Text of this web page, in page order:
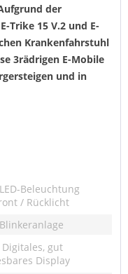
der
Trike 15 V.2 und E-
Krankenfahrstuhl
3rädrigen E-Mobile
und in
Beleuchtung
/ Rücklicht
Digitales, gut
Display